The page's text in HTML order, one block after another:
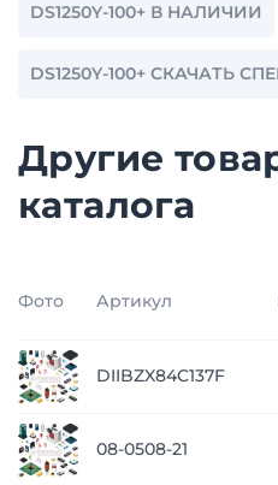
DS1250Y-100+ В НАЛИЧИИ
DS1250Y-100+ СКАЧАТЬ
Другие
каталога
Фото Артикул
DIIBZX84C137F
08-0508-21